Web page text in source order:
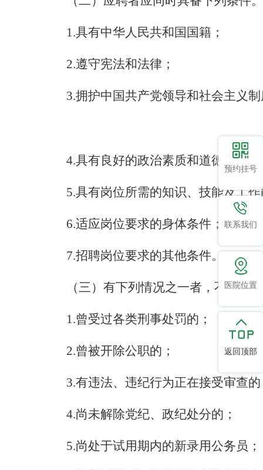
1.具有中华人民共和国国籍；
2.遵守宪法和法律；
3.拥护中国共产党领导和社会主义
4.具有良好的政治素质和道德品行；
5.具有岗位所需的知识、技能及工
6.适应岗位要求的身体条件；
7.招聘岗位要求的其他条件。
（三）有下列情况之一者，不得应
1.曾受过各类刑事处罚的；
2.曾被开除公职的；
3.有违法、违纪行为正在接受审查
4.尚未解除党纪、政纪处分的；
5.尚处于试用期内的新录用公务员；
预约挂号
联系我们
医院位置
返回顶部